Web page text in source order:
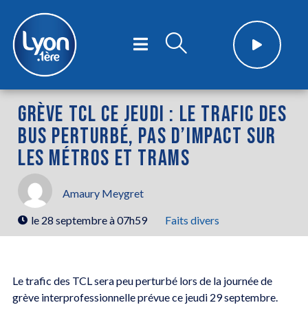
GRÈVE TCL CE JEUDI : LE TRAFIC DES
BUS PERTURBÉ, PAS D’IMPACT SUR
LES MÉTROS ET TRAMS
Amaury Meygret
le 28 septembre à 07h59 Faits divers
Le trafic des TCL sera peu perturbé lors de la journée de
grève interprofessionnelle prévue ce jeudi 29 septembre.